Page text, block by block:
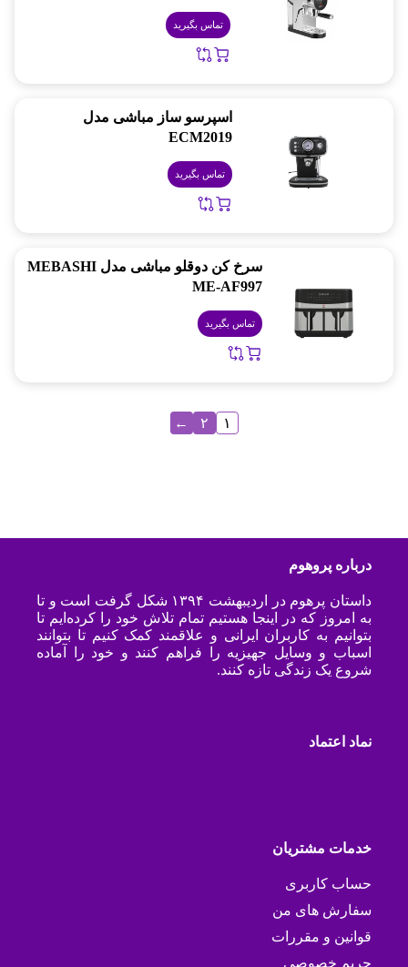
تماس بگیرید
اسپرسو ساز مباشی مدل
ECM2019
تماس بگیرید
سرخ کن دوقلو مباشی مدل MEBASHI
ME-AF997
تماس بگیرید
۱ ۲ ←
درباره پروهوم
داستان پرهوم در اردیبهشت ۱۳۹۴ شکل گرفت است و تا
به امروز که در اینجا هستیم تمام تلاش خود را کرده‌ایم تا
بتوانیم به کاربران ایرانی و علاقمند کمک کنیم تا بتوانند
اسباب و وسایل جهیزیه را فراهم کنند و خود را آماده
شروع یک زندگی تازه کنند.
نماد اعتماد
خدمات مشتریان
حساب کاربری
سفارش های من
قوانین و مقررات
حریم خصوصی